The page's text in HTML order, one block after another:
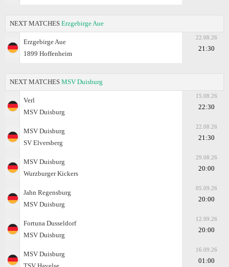
NEXT MATCHES Erzgebirge Aue
Erzgebirge Aue
1899 Hoffenheim
22.08.26
21:30
NEXT MATCHES MSV Duisburg
Verl
MSV Duisburg
15.08.26
22:30
MSV Duisburg
SV Elversberg
22.08.26
21:30
MSV Duisburg
Wurzburger Kickers
29.08.26
20:00
Jahn Regensburg
MSV Duisburg
05.09.26
20:00
Fortuna Dusseldorf
MSV Duisburg
12.09.26
20:00
MSV Duisburg
16.09.26
01:00